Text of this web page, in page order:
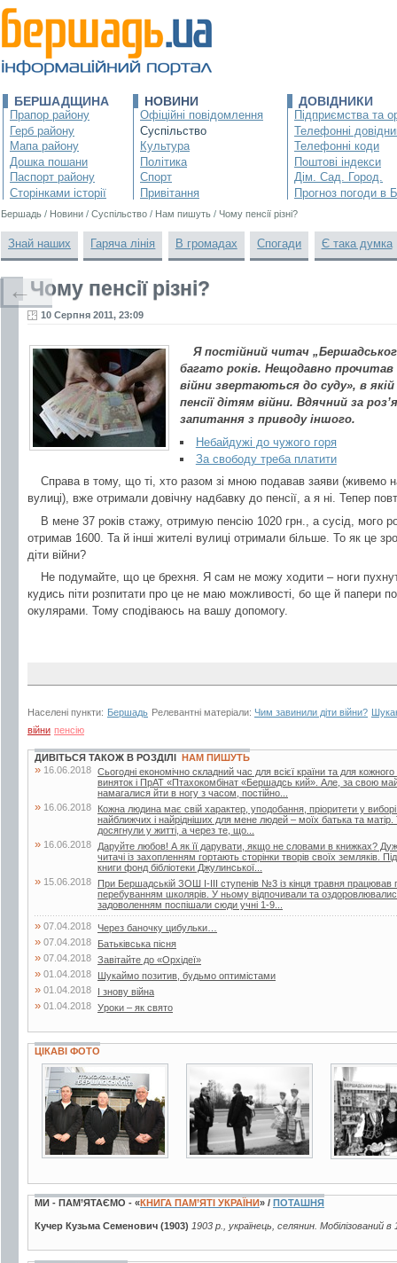
БЕРШАДЩИНА
Прапор району
Герб району
Мапа району
Дошка пошани
Паспорт району
Сторінками історії
НОВИНИ
Офіційні повідомлення
Суспільство
Культура
Політика
Спорт
Привітання
ДОВІДНИКИ
Підприємства та
Телефонні
Телефонні коди
Поштові індекси
Дім. Сад. Город.
Прогноз погоди в
Бершадь / Новини / Суспільство / Нам пишуть / Чому пенсії різні?
Знай наших Гаряча лінія В громадах Спогади Є така думка
Чому пенсії різні?
10 Серпня 2011, 23:09
Я постійний читач
багато років. Нещодавно
війни звертаються до суду», в
пенсії дітям війни. Вдячний за
запитання з приводу іншого.
Небайдужі до чужого горя
За свободу треба платити
Справа в тому, що ті, хто разом зі мною подавав заяви (живемо
вулиці), вже отримали довічну надбавку до пенсії, а я ні. Тепер
В мене 37 років стажу, отримую пенсію 1020 грн., а сусід, мого
отримав 1600. Та й інші жителі вулиці отримали більше. То як це
діти війни?
Не подумайте, що це брехня. Я сам не можу ходити – ноги
кудись піти розпитати про це не маю можливості, бо ще й папери
окулярами. Тому сподіваюсь на вашу допомогу.
Населені пункти: Бершадь Релевантні матеріали: Чим завинили діти війни?
війни пенсію
←
ДИВІТЬСЯ ТАКОЖ В РОЗДІЛІ НАМ ПИШУТЬ
» 16.06.2018 Сьогодні економічно складний час для всієї країни та для
виняток і ПрАТ «Птахокомбінат «Бершадсь кий». Але, за свою
намагалися йти в ногу з часом, постійно...
» 16.06.2018
Кожна людина має свій характер, уподобання, пріоритети у
найближчих і найрідніших для мене людей – моїх батька та
досягнули у житті, а через те, що...
» 16.06.2018
Даруйте любов! А як її дарувати, якщо не словами в книжках?
читачі із захопленням гортають сторінки творів своїх земляків.
книги фонд бібліотеки Джулинської...
» 15.06.2018
При Бершадській ЗОШ І-ІІІ ступенів №3 із кінця травня
перебуванням школярів. У ньому відпочивали та
задоволенням поспішали сюди учні 1-9...
» 07.04.2018 Через баночку цибульки…
» 07.04.2018 Батьківська пісня
» 07.04.2018 Завітайте до «Орхідеї»
» 01.04.2018 Шукаймо позитив, будьмо оптимістами
» 01.04.2018 І знову війна
» 01.04.2018 Уроки – як свято
ЦІКАВІ ФОТО
3 фото 2 фото
МИ - ПАМ’ЯТАЄМО - «КНИГА ПАМ’ЯТІ УКРАЇНИ» / ПОТАШНЯ
Кучер Кузьма Семенович (1903) 1903 р., українець, селянин. Мобілізований